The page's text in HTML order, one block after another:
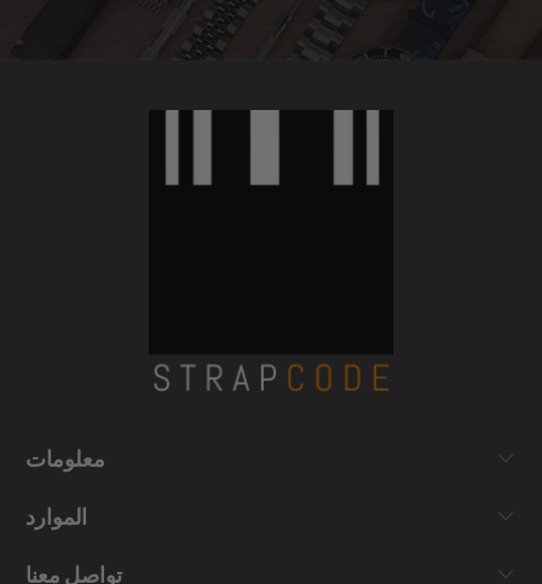
معلومات
الموارد
تواصل معنا